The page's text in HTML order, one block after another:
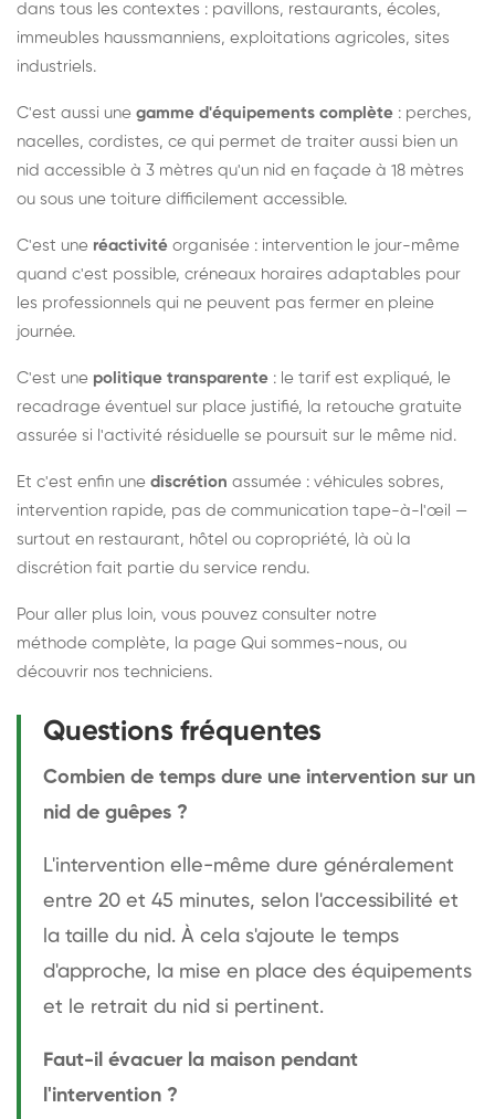
dans tous les contextes : pavillons, restaurants, écoles,
immeubles haussmanniens, exploitations agricoles, sites
industriels.
C'est aussi une gamme d'équipements complète : perches,
nacelles, cordistes, ce qui permet de traiter aussi bien un
nid accessible à 3 mètres qu'un nid en façade à 18 mètres
ou sous une toiture difficilement accessible.
C'est une réactivité organisée : intervention le jour-même
quand c'est possible, créneaux horaires adaptables pour
les professionnels qui ne peuvent pas fermer en pleine
journée.
C'est une politique transparente : le tarif est expliqué, le
recadrage éventuel sur place justifié, la retouche gratuite
assurée si l'activité résiduelle se poursuit sur le même nid.
Et c'est enfin une discrétion assumée : véhicules sobres,
intervention rapide, pas de communication tape-à-l'œil —
surtout en restaurant, hôtel ou copropriété, là où la
discrétion fait partie du service rendu.
Pour aller plus loin, vous pouvez consulter notre
méthode complète, la page Qui sommes-nous, ou
découvrir nos techniciens.
Questions fréquentes
Combien de temps dure une intervention sur un
nid de guêpes ?
L'intervention elle-même dure généralement
entre 20 et 45 minutes, selon l'accessibilité et
la taille du nid. À cela s'ajoute le temps
d'approche, la mise en place des équipements
et le retrait du nid si pertinent.
Faut-il évacuer la maison pendant
l'intervention ?